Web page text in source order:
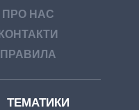
ПРО НАС
КОНТАКТИ
ПРАВИЛА
ТЕМАТИКИ